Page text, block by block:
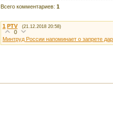
Всего комментариев: 1
1 PTV (21.12.2018 20:58)
0
Минтруд России напоминает о запрете